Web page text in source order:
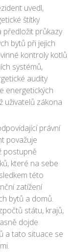
uvedl,
štítky
předložit průkazy
bytů při jejich
kontroly kotlů
systémů,
audity
energetických
uživatelů zákona
právní
považuje
postupně
které na sebe
této
zatížení
bytů a domů.
státu, krajů,
dojde
a tato situace se